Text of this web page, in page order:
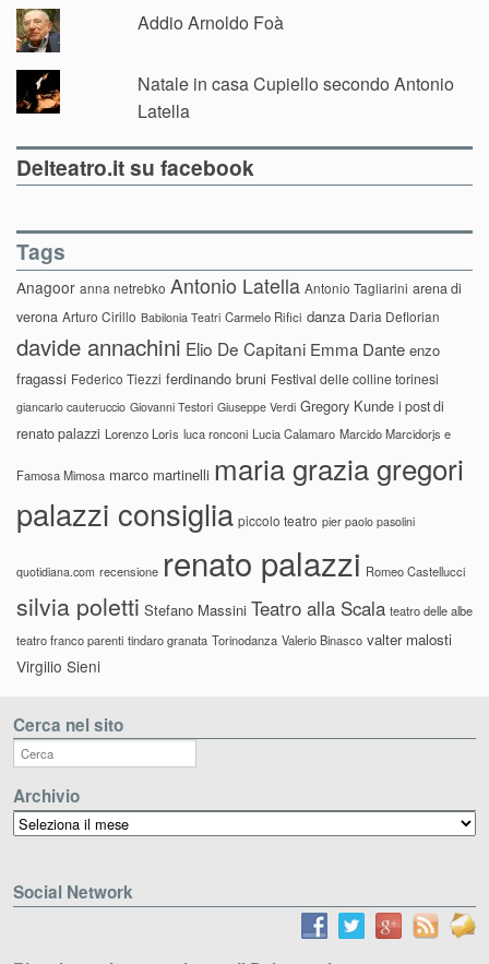
Addio Arnoldo Foà
Natale in casa Cupiello secondo Antonio
Latella
Delteatro.it su facebook
Tags
Anagoor anna netrebko Antonio Latella Antonio Tagliarini arena di
verona Arturo Cirillo Babilonia Teatri Carmelo Rifici danza Daria Deflorian
davide annachini Elio De Capitani Emma Dante enzo
fragassi Federico Tiezzi ferdinando bruni Festival delle colline torinesi
giancarlo cauteruccio Giovanni Testori Giuseppe Verdi Gregory Kunde i post di
renato palazzi Lorenzo Loris luca ronconi Lucia Calamaro Marcido Marcidorjs e
Famosa Mimosa marco martinelli maria grazia gregori
palazzi consiglia piccolo teatro pier paolo pasolini
quotidiana.com recensione renato palazzi Romeo Castellucci
silvia poletti Stefano Massini Teatro alla Scala teatro delle albe
teatro franco parenti tindaro granata Torinodanza Valerio Binasco valter malosti
Virgilio Sieni
Cerca nel sito
Archivio
Archivio
Social Network